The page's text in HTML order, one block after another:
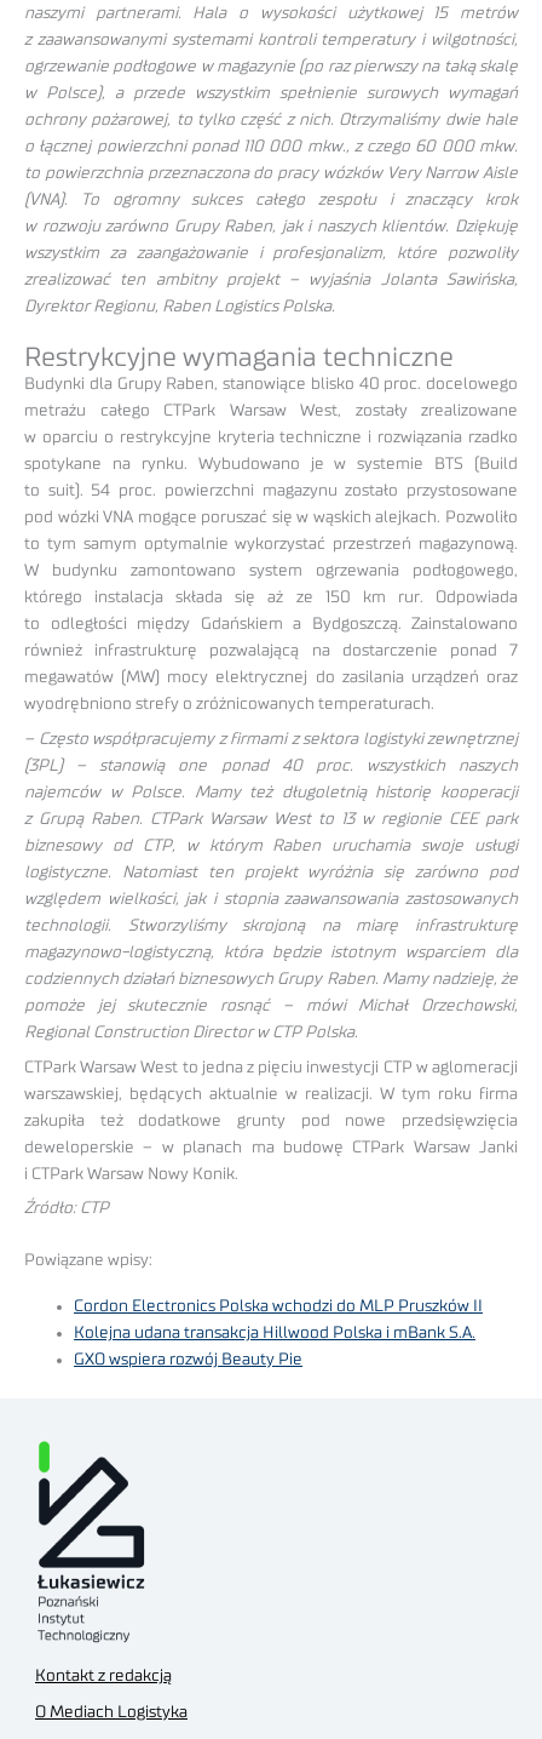
naszymi partnerami. Hala o wysokości użytkowej 15 metrów
z zaawansowanymi systemami kontroli temperatury i wilgotności,
ogrzewanie podłogowe w magazynie (po raz pierwszy na taką skalę
w Polsce), a przede wszystkim spełnienie surowych wymagań
ochrony pożarowej, to tylko część z nich. Otrzymaliśmy dwie hale
o łącznej powierzchni ponad 110 000 mkw., z czego 60 000 mkw.
to powierzchnia przeznaczona do pracy wózków Very Narrow Aisle
(VNA). To ogromny sukces całego zespołu i znaczący krok
w rozwoju zarówno Grupy Raben, jak i naszych klientów. Dziękuję
wszystkim za zaangażowanie i profesjonalizm, które pozwoliły
zrealizować ten ambitny projekt – wyjaśnia Jolanta Sawińska,
Dyrektor Regionu, Raben Logistics Polska.
Restrykcyjne wymagania techniczne
Budynki dla Grupy Raben, stanowiące blisko 40 proc. docelowego
metrażu całego CTPark Warsaw West, zostały zrealizowane
w oparciu o restrykcyjne kryteria techniczne i rozwiązania rzadko
spotykane na rynku. Wybudowano je w systemie BTS (Build
to suit). 54 proc. powierzchni magazynu zostało przystosowane
pod wózki VNA mogące poruszać się w wąskich alejkach. Pozwoliło
to tym samym optymalnie wykorzystać przestrzeń magazynową.
W budynku zamontowano system ogrzewania podłogowego,
którego instalacja składa się aż ze 150 km rur. Odpowiada
to odległości między Gdańskiem a Bydgoszczą. Zainstalowano
również infrastrukturę pozwalającą na dostarczenie ponad 7
megawatów (MW) mocy elektrycznej do zasilania urządzeń oraz
wyodrębniono strefy o zróżnicowanych temperaturach.
– Często współpracujemy z firmami z sektora logistyki zewnętrznej
(3PL) – stanowią one ponad 40 proc. wszystkich naszych
najemców w Polsce. Mamy też długoletnią historię kooperacji
z Grupą Raben. CTPark Warsaw West to 13 w regionie CEE park
biznesowy od CTP, w którym Raben uruchamia swoje usługi
logistyczne. Natomiast ten projekt wyróżnia się zarówno pod
względem wielkości, jak i stopnia zaawansowania zastosowanych
technologii. Stworzyliśmy skrojoną na miarę infrastrukturę
magazynowo-logistyczną, która będzie istotnym wsparciem dla
codziennych działań biznesowych Grupy Raben. Mamy nadzieję, że
pomoże jej skutecznie rosnąć – mówi Michał Orzechowski,
Regional Construction Director w CTP Polska.
CTPark Warsaw West to jedna z pięciu inwestycji CTP w aglomeracji
warszawskiej, będących aktualnie w realizacji. W tym roku firma
zakupiła też dodatkowe grunty pod nowe przedsięwzięcia
deweloperskie – w planach ma budowę CTPark Warsaw Janki
i CTPark Warsaw Nowy Konik.
Źródło: CTP
Powiązane wpisy:
Cordon Electronics Polska wchodzi do MLP Pruszków II
Kolejna udana transakcja Hillwood Polska i mBank S.A.
GXO wspiera rozwój Beauty Pie
Kontakt z redakcją
O Mediach Logistyka